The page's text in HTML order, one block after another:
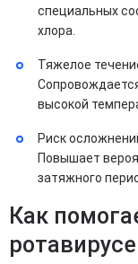
специальных
хлора.
Тяжелое
высокой
Риск
Повышает
затяжного
Как
ротавирусе